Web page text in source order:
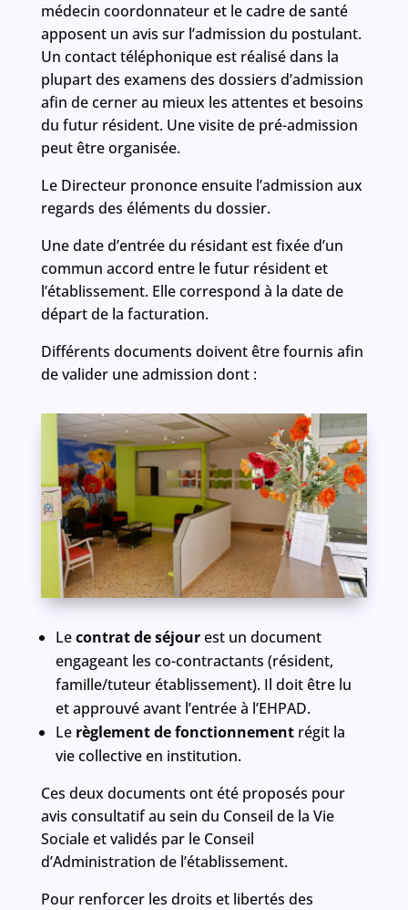
médecin coordonnateur et le cadre de santé
apposent un avis sur l’admission du postulant.
Un contact téléphonique est réalisé dans la
plupart des examens des dossiers d’admission
afin de cerner au mieux les attentes et besoins
du futur résident. Une visite de pré-admission
peut être organisée.
Le Directeur prononce ensuite l’admission aux
regards des éléments du dossier.
Une date d’entrée du résidant est fixée d’un
commun accord entre le futur résident et
l’établissement. Elle correspond à la date de
départ de la facturation.
Différents documents doivent être fournis afin
de valider une admission dont :
Lecontrat de séjourest un document
engageant les co-contractants (résident,
famille/tuteur établissement). Il doit être lu
et approuvé avant l’entrée à l’EHPAD.
Le règlement de fonctionnementrégit la
vie collective en institution.
Ces deux documents ont été proposés pour
avis consultatif au sein du Conseil de la Vie
Sociale et validés par le Conseil
d’Administration de l’établissement.
Pour renforcer les droits et libertés des